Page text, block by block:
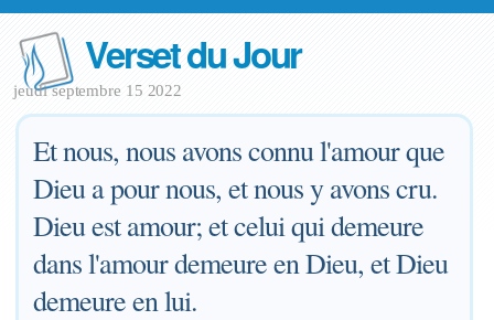
Verset du Jour
jeudi septembre 15 2022
Et nous, nous avons connu l'amour que
Dieu a pour nous, et nous y avons cru.
Dieu est amour; et celui qui demeure
dans l'amour demeure en Dieu, et Dieu
demeure en lui.